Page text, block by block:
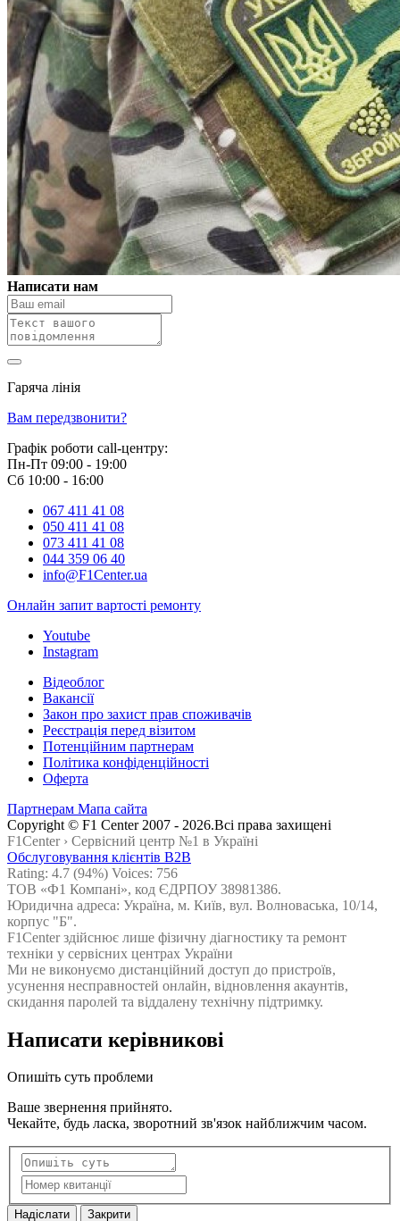
Написати нам
Гаряча лінія
Вам передзвонити?
Графік роботи call-центру:
Пн-Пт 09:00 - 19:00
Сб 10:00 - 16:00
067 411 41 08
050 411 41 08
073 411 41 08
044 359 06 40
info@F1Center.ua
Онлайн запит вартостi ремонту
Youtube
Instagram
Відеоблог
Вакансії
Закон про захист прав споживачів
Реєстрація перед візитом
Потенційним партнерам
Політика конфіденційності
Оферта
Партнерам Мапа сайта
Сopyright © F1 Center 2007 - 2026.Всі права захищені
F1Center › Cервісний центр №1 в Україні
Обслуговування клієнтів B2B
Rating: 4.7 (94%) Voices: 756
ТОВ «Ф1 Компані», код ЄДРПОУ 38981386.
Юридична адреса: Україна, м. Київ, вул. Волноваська, 10/14,
корпус "Б".
F1Center здійснює лише фізичну діагностику та ремонт
техніки у сервісних центрах України
Ми не виконуємо дистанційний доступ до пристроїв,
усунення несправностей онлайн, відновлення акаунтів,
скидання паролей та віддалену технічну підтримку.
Написати керівникові
Опишіть суть проблеми
Ваше звернення прийнято.
Чекайте, будь ласка, зворотний зв'язок найближчим часом.
Надіслати Закрити